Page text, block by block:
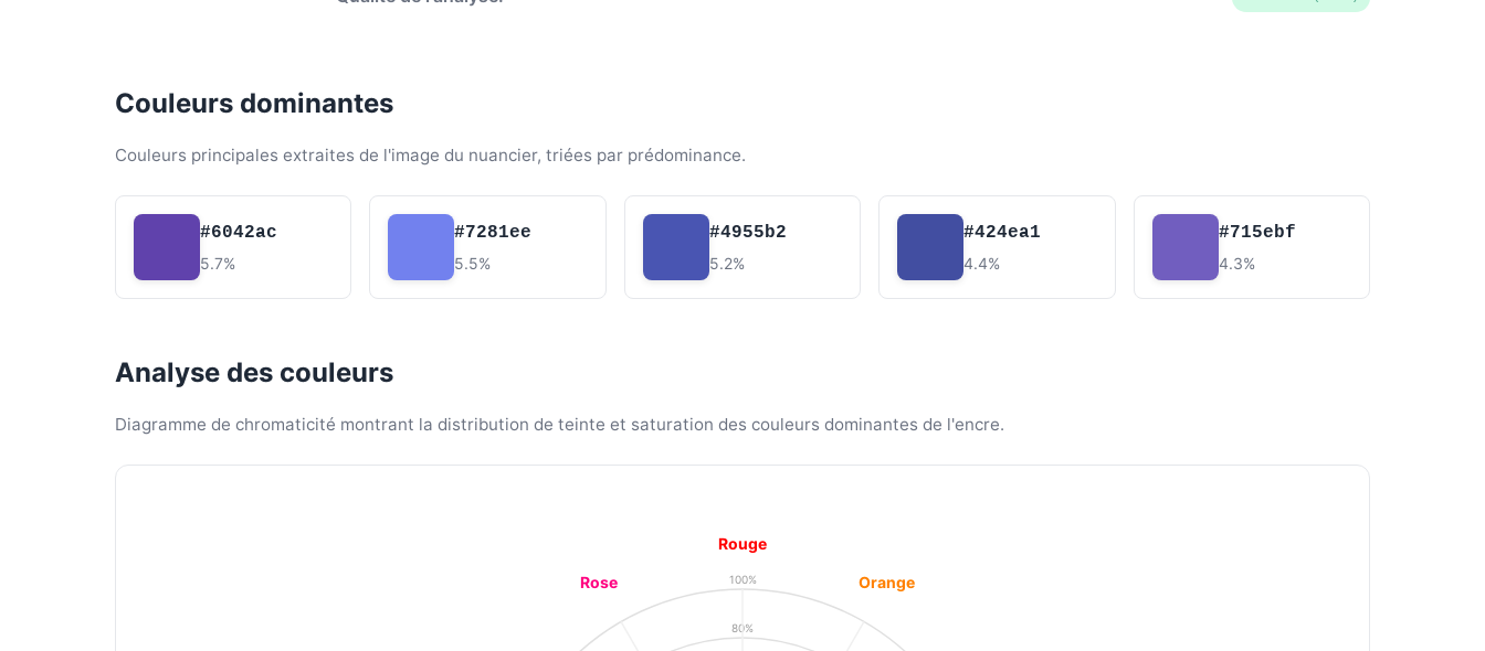
Couleurs dominantes
Couleurs principales extraites de l'image du nuancier, triées par prédominance.
#6042ac
5.7%
#7281ee
5.5%
#4955b2
5.2%
#424ea1
4.4%
#715ebf
4.3%
Analyse des couleurs
Diagramme de chromaticité montrant la distribution de teinte et saturation des couleurs dominantes de l'encre.
80%
100%
Rouge
Orange
Rose